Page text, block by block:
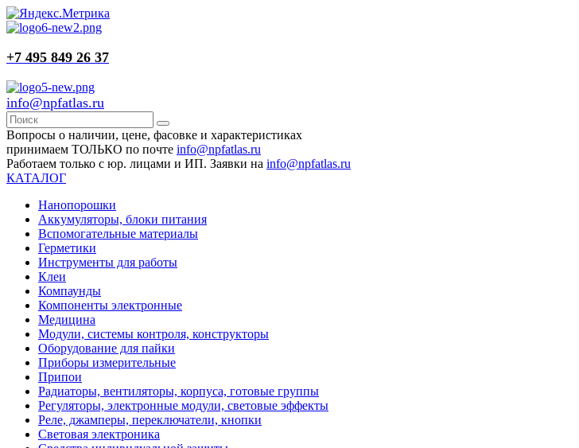
+7 495 849 26 37
info@npfatlas.ru
Вопросы о наличии, цене, фасовке и характеристиках
принимаем ТОЛЬКО по почте info@npfatlas.ru
Работаем только с юр. лицами и ИП. Заявки на info@npfatlas.ru
КАТАЛОГ
Нанопорошки
Аккумуляторы, блоки питания
Вспомогательные материалы
Герметики
Инструменты для работы
Клеи
Компаунды
Компоненты электронные
Медицина
Модули, системы контроля, конструкторы
Оборудование для пайки
Приборы измерительные
Припои
Радиаторы, вентиляторы, корпуса, готовые группы
Регуляторы, электронные модули, световые эффекты
Реле, джамперы, переключатели, кнопки
Световая электроника